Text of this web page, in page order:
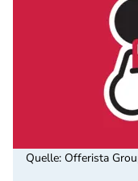
Quelle: Offerista